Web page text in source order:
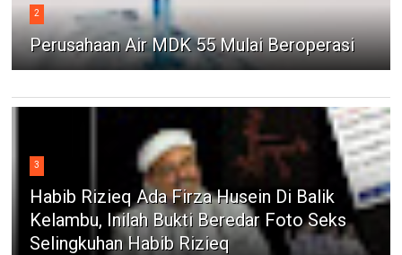
2
Perusahaan Air MDK 55 Mulai Beroperasi
3
Habib Rizieq Ada Firza Husein Di Balik
Kelambu, Inilah Bukti Beredar Foto Seks
Selingkuhan Habib Rizieq